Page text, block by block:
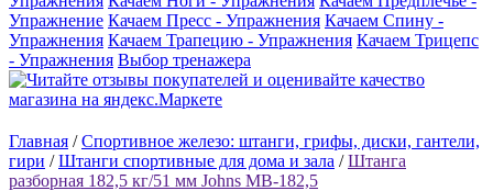
Упражнение Качаем Пресс - Упражнения Качаем Спину -
Упражнения Качаем Трапецию - Упражнения Качаем Трицепс
- Упражнения Выбор тренажера
Главная / Спортивное железо: штанги, грифы, диски, гантели,
гири / Штанги спортивные для дома и зала / Штанга
разборная 182,5 кг/51 мм Jоhns MB-182,5